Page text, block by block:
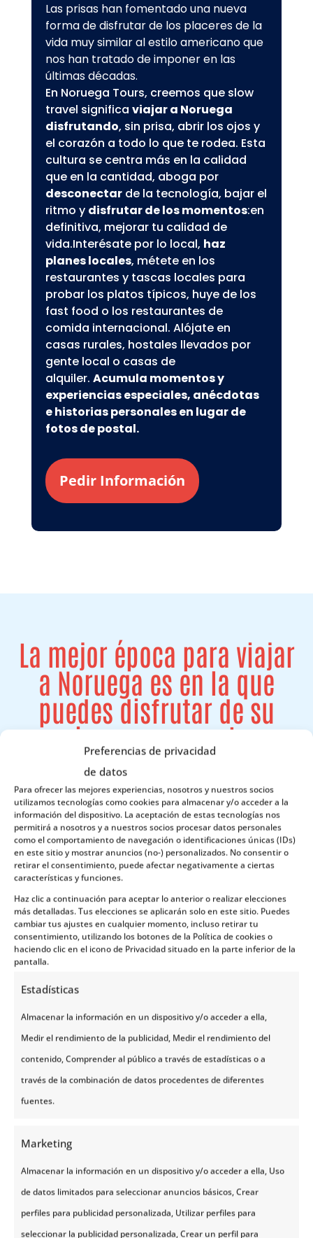
Preferencias de privacidad
de datos
Para ofrecer las mejores experiencias, nosotros y nuestros socios
utilizamos tecnologías como cookies para almacenar y/o acceder a la
información del dispositivo. La aceptación de estas tecnologías nos
permitirá a nosotros y a nuestros socios procesar datos personales
como el comportamiento de navegación o identificaciones únicas (IDs)
en este sitio y mostrar anuncios (no-) personalizados. No consentir o
retirar el consentimiento, puede afectar negativamente a ciertas
características y funciones.
Haz clic a continuación para aceptar lo anterior o realizar elecciones
más detalladas. Tus elecciones se aplicarán solo en este sitio. Puedes
cambiar tus ajustes en cualquier momento, incluso retirar tu
consentimiento, utilizando los botones de la Política de cookies o
haciendo clic en el icono de Privacidad situado en la parte inferior de la
pantalla.
Estadísticas
Almacenar la información en un dispositivo y/o acceder a ella,
Medir el rendimiento de la publicidad, Medir el rendimiento del
contenido, Comprender al público a través de estadísticas o a
través de la combinación de datos procedentes de diferentes
fuentes.
Marketing
Almacenar la información en un dispositivo y/o acceder a ella, Uso
de datos limitados para seleccionar anuncios básicos, Crear
perfiles para publicidad personalizada, Utilizar perfiles para
seleccionar la publicidad personalizada, Crear un perfil para
Las prisas han fomentado una nueva
forma de disfrutar de los placeres de la
vida muy similar al estilo americano que
nos han tratado de imponer en las
últimas décadas.
En Noruega Tours, creemos que slow
travel significa viajar a Noruega
disfrutando, sin prisa, abrir los ojos y
el corazón a todo lo que te rodea. Esta
cultura se centra más en la calidad
que en la cantidad, aboga por
desconectarde la tecnología, bajar el
ritmo y disfrutar de los momentos:en
definitiva, mejorar tu calidad de
vida.Interésate por lo local, haz
planes locales, métete en los
restaurantes y tascas locales para
probar los platos típicos, huye de los
fast food o los restaurantes de
comida internacional. Alójate en
casas rurales, hostales llevados por
gente local o casas de
alquiler. Acumula momentos y
experiencias especiales, anécdotas
e historias personales en lugar de
fotos de postal.
Pedir Información
La mejor época para viajar
a Noruega es en la que
puedes disfrutar de su
riqueza, que es la
naturaleza.
Fiordos Noruegos
¿Sabías que tiene más de 1000 fiordos?
Eso hace de este país un lugar único en
el mundo. Los más famosos los
encontrarás en la llamada “Noruega de
esta maravilla de la naturaleza a lo
largo de todo el país.
Los fiordos son prolongaciones del mar
que se adentran dentro de la tierra,
formando imágenes de película, como
acantilados o miradores únicos.